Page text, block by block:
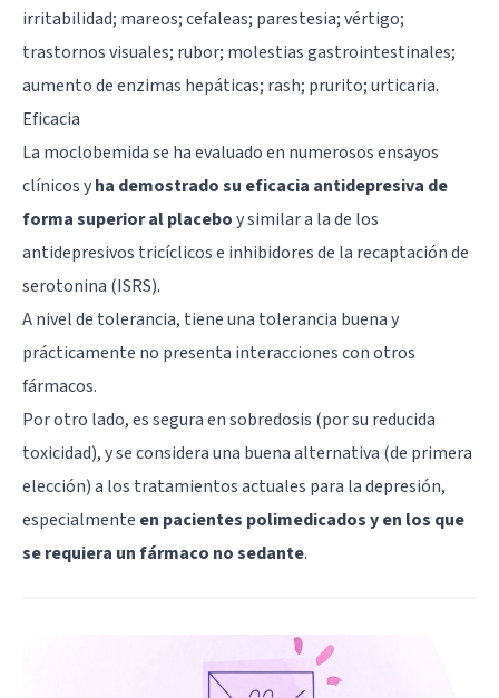
irritabilidad; mareos; cefaleas; parestesia; vértigo;
trastornos visuales; rubor; molestias gastrointestinales;
aumento de enzimas hepáticas; rash; prurito; urticaria.
Eficacia
La moclobemida se ha evaluado en numerosos ensayos
clínicos yha demostrado su eficacia antidepresiva de
forma superior al placeboy similar a la de los
antidepresivos tricíclicos e inhibidores de la recaptación de
serotonina (ISRS).
A nivel de tolerancia, tiene una tolerancia buena y
prácticamente no presenta interacciones con otros
fármacos.
Por otro lado, es segura en sobredosis (por su reducida
toxicidad), y se considera una buena alternativa (de primera
elección) a los tratamientos actuales para la depresión,
especialmente en pacientes polimedicados y en los que
se requiera un fármaco no sedante.